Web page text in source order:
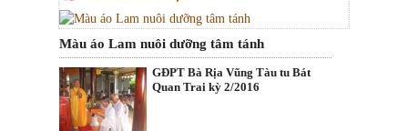
Màu áo Lam nuôi dưỡng tâm tánh
GĐPT Bà Rịa Vũng Tàu tu Bát
Quan Trai kỳ 2/2016